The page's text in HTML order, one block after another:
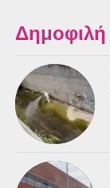
Δημοφιλή